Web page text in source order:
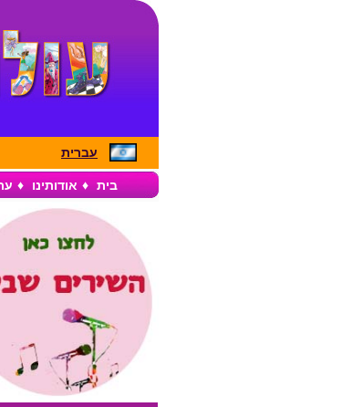
עברית
בית ♦ אודותינו ♦